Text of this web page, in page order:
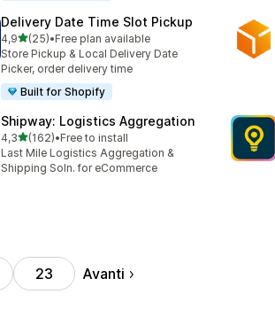
Delivery Date Time Slot Pickup
4,9stelle su 5
(25)
25 recensioni totali
•Free plan available
Store Pickup & Local Delivery Date
Picker, order delivery time
Built for Shopify
Shipway: Logistics Aggregation
4,3stelle su 5
(162)
162 recensioni totali
•Free to install
Last Mile Logistics Aggregation &
Shipping Soln. for eCommerce
23 Avanti